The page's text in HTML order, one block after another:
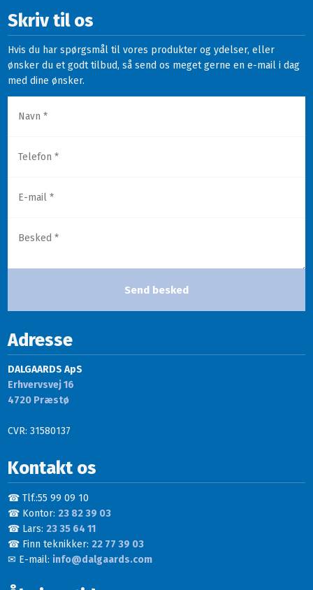
Skriv til os
Hvis du har spørgsmål til vores produkter og ydelser, eller
ønsker du et godt tilbud, så send os meget gerne en e-mail i dag
med dine ønsker.
Adresse
DALGAARDS ApS
Erhvervsvej 16
​4720 Præstø
CVR: 31580137
Kontakt os
☎ Tlf.:55 99 09 10
☎ Kontor: 23 82 39 03
☎ Lars: 23 35 64 11
☎ Finn teknikker: 22 77 39 03
✉ E-mail: info@dalgaards.com